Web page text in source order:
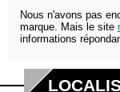
Nous n'avons pas
marque. Mais le site
informations